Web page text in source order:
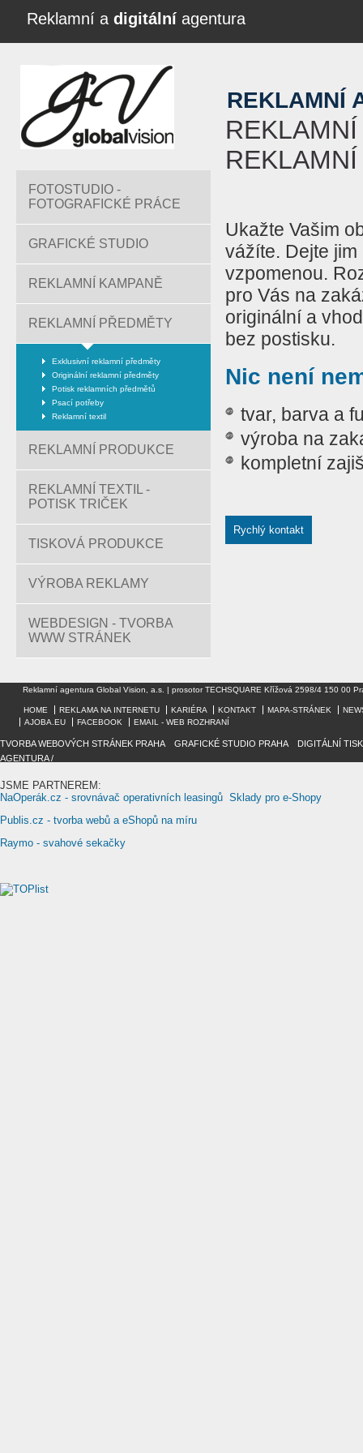
Reklamní a digitální agentura
FOTOSTUDIO -
FOTOGRAFICKÉ PRÁCE
GRAFICKÉ STUDIO
REKLAMNÍ KAMPANĚ
REKLAMNÍ PŘEDMĚTY
Exklusivní reklamní předměty
Originální reklamní předměty
Potisk reklamních předmětů
Psací potřeby
Reklamní textil
REKLAMNÍ PRODUKCE
REKLAMNÍ TEXTIL -
POTISK TRIČEK
TISKOVÁ PRODUKCE
VÝROBA REKLAMY
WEBDESIGN - TVORBA
WWW STRÁNEK
REKLAMNÍ
Ukažte Vašim
vážíte. Dejte
vzpomenou.
pro Vás na
originální a
bez postisku.
Nic není
tvar, barva a
výroba na
kompletní
Rychlý kontakt
Reklamní agentura Global Vision, a.s. | prosotor TECHSQUARE Křížová 2598/4 150 00
HOME REKLAMA NA INTERNETU KARIÉRA KONTAKT MAPA-STRÁNEK
AJOBA.EU
FACEBOOK EMAIL - WEB ROZHRANÍ
TVORBA WEBOVÝCH STRÁNEK PRAHA GRAFICKÉ STUDIO PRAHA
DIGITÁLNÍ
AGENTURA /
JSME PARTNEREM:
NaOperák.cz - srovnávač operativních leasingů Sklady pro e-Shopy
Publis.cz - tvorba webů a eShopů na míru
Raymo - svahové sekačky